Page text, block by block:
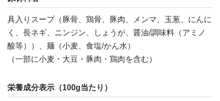
具入りスープ（豚骨、鶏骨、豚肉、メンマ、玉葱、にんに
く、長ネギ、ニンジン、しょうが、醤油/調味料（アミノ
酸等））、麺（小麦、食塩/かん水）
（一部に小麦・大豆・豚肉・鶏肉を含む）
栄養成分表示（100g当たり）